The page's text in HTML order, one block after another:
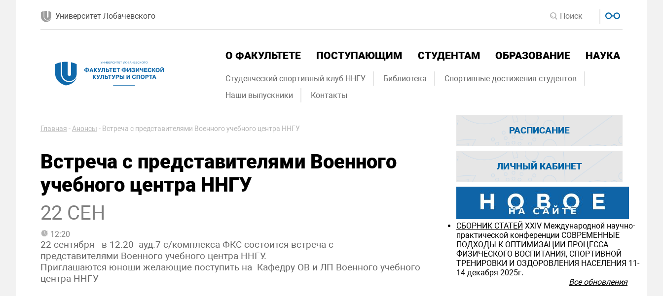
Университет Лобачевского
О ФАКУЛЬТЕТЕ ПОСТУПАЮЩИМ СТУДЕНТАМ ОБРАЗОВАНИЕ НАУКА
Студенческий спортивный клуб ННГУ Библиотека
Спортивные достижения студентов
Наши выпускники
Контакты
Главная -Анонсы - Встреча с представителями Военного учебного центра ННГУ
Встреча с представителями Военного
учебного центра ННГУ
22 СЕН
12:20
22 сентября в 12.20 ауд.7 с/комплекса ФКС состоится встреча с
представителями Военного учебного центра ННГУ.
Приглашаются юноши желающие поступить на Кафедру ОВ и ЛП Военного учебного
центра ННГУ
РАСПИСАНИЕ
ЛИЧНЫЙ КАБИНЕТ
СБОРНИК СТАТЕЙ ХXIV Международной научно-
практической конференции СОВРЕМЕННЫЕ
ПОДХОДЫ К ОПТИМИЗАЦИИ ПРОЦЕССА
ФИЗИЧЕСКОГО ВОСПИТАНИЯ, СПОРТИВНОЙ
ТРЕНИРОВКИ И ОЗДОРОВЛЕНИЯ НАСЕЛЕНИЯ 11-
14 декабря 2025г.
Все обновления